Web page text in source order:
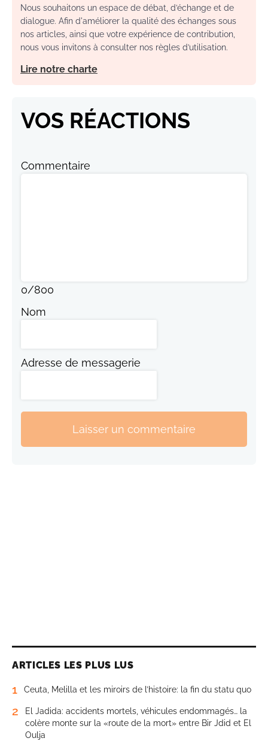
Nous souhaitons un espace de débat, d’échange et de
dialogue. Afin d'améliorer la qualité des échanges sous
nos articles, ainsi que votre expérience de contribution,
nous vous invitons à consulter nos règles d’utilisation.
Lire notre charte
VOS RÉACTIONS
Commentaire
0/800
Nom
Adresse de messagerie
Laisser un commentaire
ARTICLES LES PLUS LUS
1 Ceuta, Melilla et les miroirs de l’histoire: la fin du statu quo
2
El Jadida: accidents mortels, véhicules endommagés… la
colère monte sur la «route de la mort» entre Bir Jdid et El
Oulja